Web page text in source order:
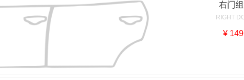
右门
RIGHT
¥